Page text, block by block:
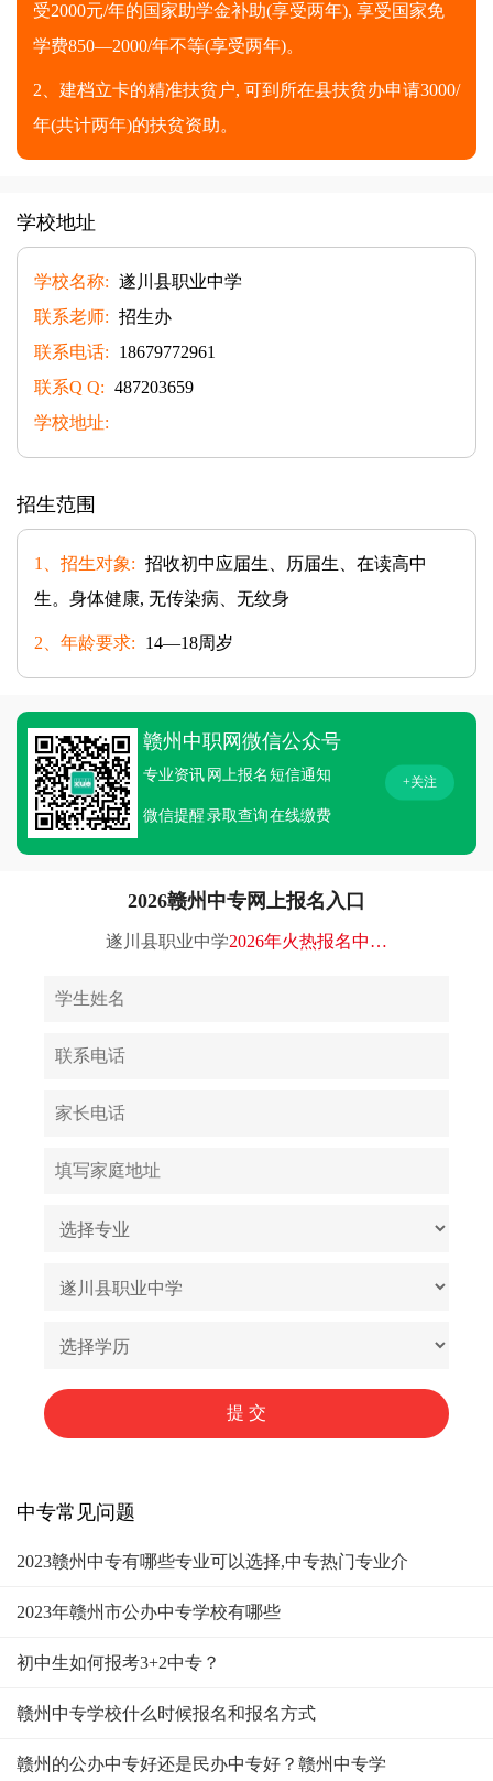
受2000元/年的国家助学金补助(享受两年), 享受国家免
学费850—2000/年不等(享受两年)。
2、建档立卡的精准扶贫户, 可到所在县扶贫办申请3000/
年(共计两年)的扶贫资助。
学校地址
学校名称: 遂川县职业中学
联系老师: 招生办
联系电话:
18679772961
联系Q Q: 487203659
学校地址:
招生范围
1、招生对象: 招收初中应届生、历届生、在读高中
生。身体健康, 无传染病、无纹身
2、年龄要求: 14—18周岁
赣州中职网微信公众号
专业资讯 网上报名 短信通知
微信提醒 录取查询在线缴费
+关注
2026赣州中专网上报名入口
遂川县职业中学2026年火热报名中…
中专常见问题
2023赣州中专有哪些专业可以选择,中专热门专业介
2023年赣州市公办中专学校有哪些
初中生如何报考3+2中专？
赣州中专学校什么时候报名和报名方式
赣州的公办中专好还是民办中专好？赣州中专学